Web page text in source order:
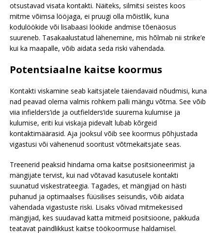
otsustavad visata kontakti. Näiteks, silmitsi seistes koos
mitme võimsa lööjaga, ei pruugi olla mõistlik, kuna
kodulöökide või lisabaasi löökide andmise tõenäosus
suureneb. Tasakaalustatud lähenemine, mis hõlmab nii strike’e
kui ka maapalle, võib aidata seda riski vähendada.
Potentsiaalne kaitse koormus
Kontakti viskamine seab kaitsjatele täiendavaid nõudmisi, kuna
nad peavad olema valmis rohkem palli mängu võtma. See võib
viia infielders’ide ja outfielders’ide suurema kulumise ja
kulumise, eriti kui viskaja pidevalt lubab kõrgeid
kontaktimäärasid. Aja jooksul võib see koormus põhjustada
vigastusi või vähenenud sooritust võtmekaitsjate seas.
Treenerid peaksid hindama oma kaitse positsioneerimist ja
mängijate tervist, kui nad võtavad kasutusele kontakti
suunatud viskestrateegia. Tagades, et mängijad on hästi
puhanud ja optimaalses füüsilises seisundis, võib aidata
vähendada vigastuste riski. Lisaks võivad mitmekesised
mängijad, kes suudavad katta mitmeid positsioone, pakkuda
teatavat paindlikkust kaitse töökoormuse haldamisel.